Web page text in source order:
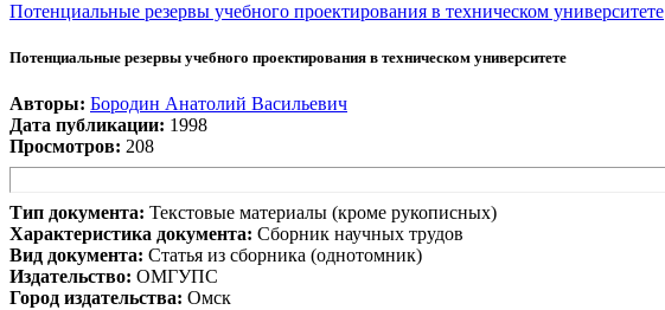
Потенциальные резервы учебного проектирования в техническом университете
Потенциальные резервы учебного проектирования в техническом университете
Авторы: Бородин Анатолий Васильевич
Дата публикации: 1998
Просмотров: 208
Тип документа: Текстовые материалы (кроме рукописных)
Характеристика документа: Сборник научных трудов
Вид документа: Статья из сборника (однотомник)
Издательство: ОМГУПС
Город издательства: Омск